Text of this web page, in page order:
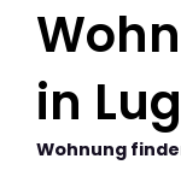
in
Wohnung